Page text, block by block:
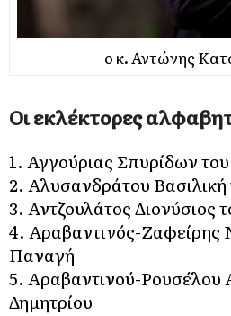
ο κ. Αντώνης
Οι εκλέκτορες
1. Αγγούριας Σπυρίδων
2. Αλυσανδράτου
3. Αντζουλάτος Διονύσιος
4. Αραβαντινός-Ζαφείρης
Παναγή
5. Αραβαντινού-Ρουσέλου
Δημητρίου